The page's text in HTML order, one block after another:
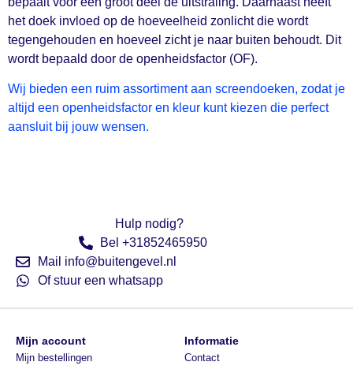
het doek invloed op de hoeveelheid zonlicht die wordt
tegengehouden en hoeveel zicht je naar buiten behoudt. Dit
wordt bepaald door de openheidsfactor (OF).
Wij bieden een ruim assortiment aan screendoeken, zodat je
altijd een openheidsfactor en kleur kunt kiezen die perfect
aansluit bij jouw wensen.
Hulp nodig?
Bel +31852465950
Mail info@buitengevel.nl
Of stuur een whatsapp
Mijn account
Mijn bestellingen
Informatie
Contact